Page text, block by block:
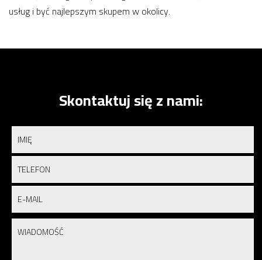
usług i być najlepszym skupem w okolicy.
Skontaktuj się z nami: